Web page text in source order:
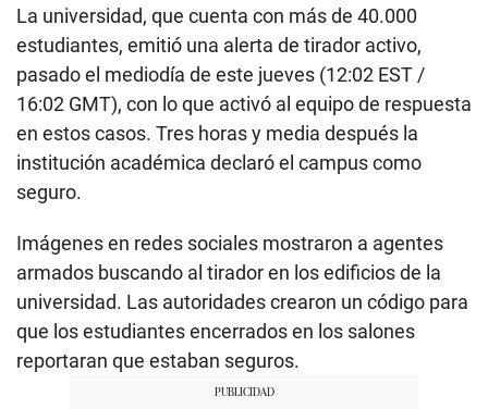
o
n
d
s
f
1
m
i
t
,
1
2
s
e
c
La universidad, que cuenta con más de 40.000
estudiantes, emitió una alerta de tirador activo,
pasado el mediodía de este jueves (12:02 EST /
16:02 GMT), con lo que activó al equipo de respuesta
en estos casos. Tres horas y media después la
institución académica declaró el campus como
seguro.
Imágenes en redes sociales mostraron a agentes
armados buscando al tirador en los edificios de la
universidad. Las autoridades crearon un código para
que los estudiantes encerrados en los salones
reportaran que estaban seguros.